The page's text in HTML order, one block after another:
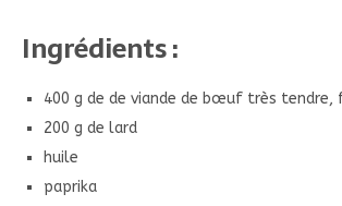
Ingrédients :
400 g de de viande de bœuf très
200 g de lard
huile
paprika